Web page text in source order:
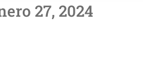
27, 2024